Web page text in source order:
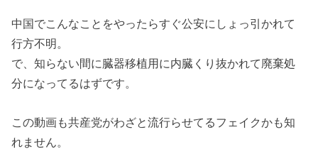
中国でこんなことをやったらすぐ公安にしょっ引かれて
行方不明。
で、知らない間に臓器移植用に内臓くり抜かれて廃棄処
分になってるはずです。
この動画も共産党がわざと流行らせてるフェイクかも知
れません。